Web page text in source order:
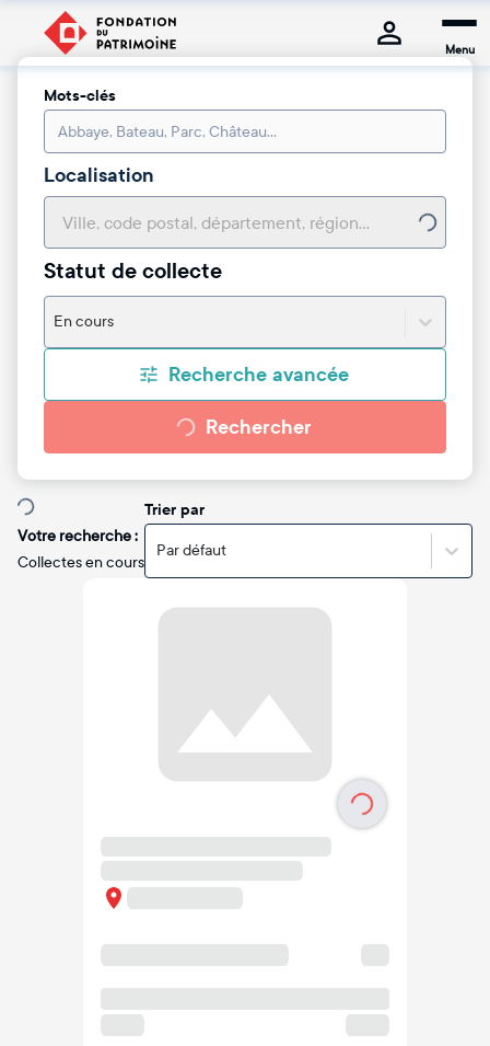
Menu
Mots-clés
Localisation
Statut de collecte
En cours
Recherche avancée
Rechercher
Votre recherche :
Collectes en cours
Trier par
Par défaut